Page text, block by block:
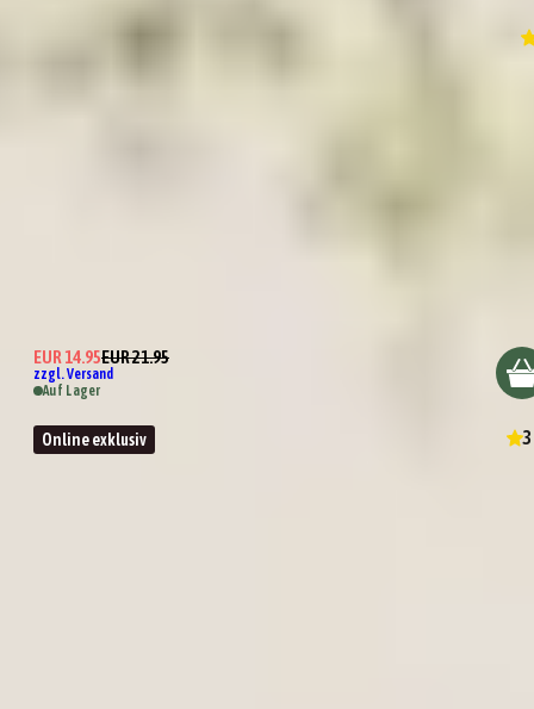
EUR 14.95EUR 21.95
zzgl. Versand
Auf Lager
Online exklusiv